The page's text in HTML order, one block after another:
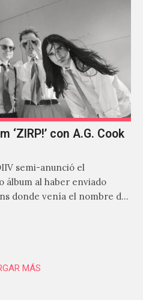
‘ZIRP!’ con A.G. Cook
semi-anunció el
álbum al haber enviado
donde venía el nombre de
MÁS